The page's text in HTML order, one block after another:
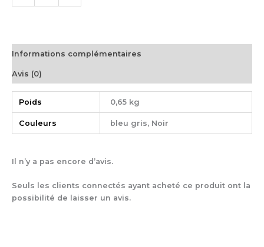
Informations complémentaires
Avis (0)
Poids 0,65 kg
Couleurs bleu gris, Noir
Il n’y a pas encore d’avis.
Seuls les clients connectés ayant acheté ce produit ont la
possibilité de laisser un avis.